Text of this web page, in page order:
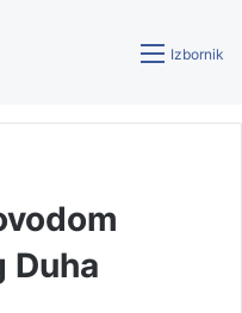
Izbornik
Duha